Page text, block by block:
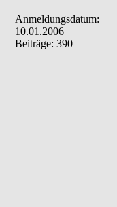
Anmeldungsdatum:
10.01.2006
Beiträge: 390